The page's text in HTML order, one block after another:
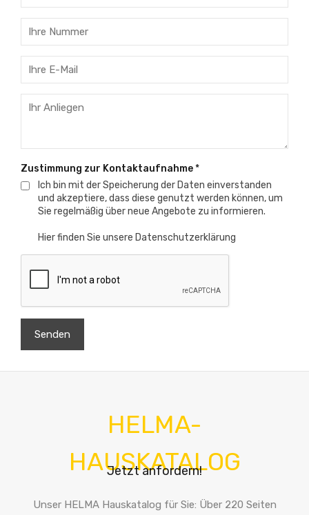
Zustimmung zur Kontaktaufnahme*
Ich bin mit der Speicherung der Daten einverstanden
und akzeptiere, dass diese genutzt werden können, um
Sie regelmäßig über neue Angebote zu informieren.
Hier finden Sie unsere Datenschutzerklärung
HELMA-
HAUSKATALOG
Jetzt anfordern!
Unser HELMA Hauskatalog für Sie: Über 220 Seiten